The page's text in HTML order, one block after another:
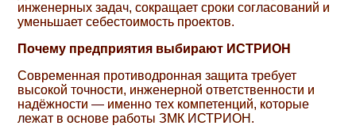
инженерных задач, сокращает сроки согласований и
уменьшает себестоимость проектов.
Почему предприятия выбирают ИСТРИОН
Современная противодронная защита требует
высокой точности, инженерной ответственности и
надёжности — именно тех компетенций, которые
лежат в основе работы ЗМК ИСТРИОН.